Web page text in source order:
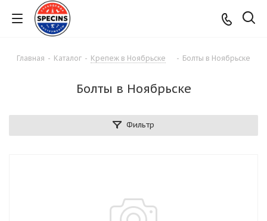
Главная - Каталог - Крепеж в Ноябрьске - Болты в Ноябрьске
Болты в Ноябрьске
Фильтр